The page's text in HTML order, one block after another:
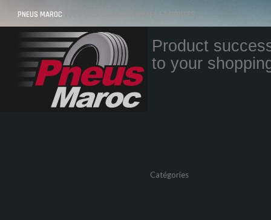
PNEUS MAROC VOS PNEUS AU MAROC LIVRÉS ET MONTÉS
Product
to your
Catégories